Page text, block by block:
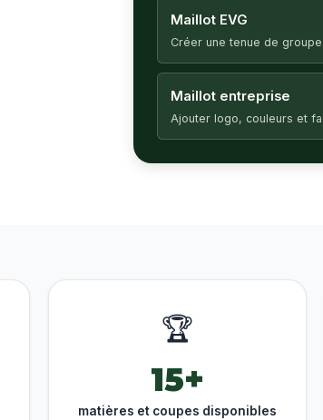
Maillot EVG
Créer une tenue de
Maillot entreprise
Ajouter logo, couleurs et
🏆
15+
matières et coupes disponibles